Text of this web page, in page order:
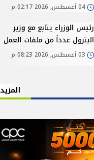
04 أغسطس, 2026 02:17 م
رئيس الوزراء يتابع مع وزير
البترول عدداً من ملفات العمل
03 أغسطس, 2026 08:23 م
المزيد